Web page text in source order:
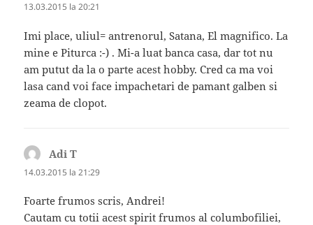
13.03.2015 la 20:21
Imi place, uliul= antrenorul, Satana, El magnifico. La
mine e Piturca :-) . Mi-a luat banca casa, dar tot nu
am putut da la o parte acest hobby. Cred ca ma voi
lasa cand voi face impachetari de pamant galben si
zeama de clopot.
Adi T
14.03.2015 la 21:29
Foarte frumos scris, Andrei!
Cautam cu totii acest spirit frumos al columbofiliei,